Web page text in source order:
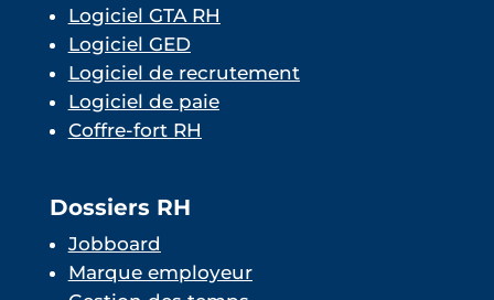
Logiciel GTA RH
Logiciel GED
Logiciel de recrutement
Logiciel de paie
Coffre-fort RH
Dossiers RH
Jobboard
Marque employeur